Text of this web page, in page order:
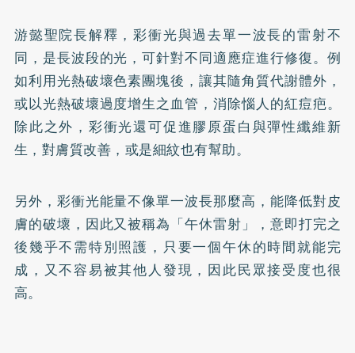
游懿聖院長解釋，彩衝光與過去單一波長的雷射不
同，是長波段的光，可針對不同適應症進行修復。例
如利用光熱破壞色素團塊後，讓其隨角質代謝體外，
或以光熱破壞過度增生之血管，消除惱人的紅痘疤。
除此之外，彩衝光還可促進膠原蛋白與彈性纖維新
生，對膚質改善，或是細紋也有幫助。
另外，彩衝光能量不像單一波長那麼高，能降低對皮
膚的破壞，因此又被稱為「午休雷射」，意即打完之
後幾乎不需特別照護，只要一個午休的時間就能完
成，又不容易被其他人發現，因此民眾接受度也很
高。